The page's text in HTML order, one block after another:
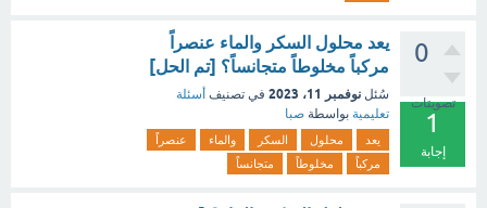
0
تصويتات
1
إجابة
يعد محلول السكر والماء عنصراً
مركباً مخلوطاً متجانساً؟ [تم الحل]
سُئل نوفمبر 11، 2023 في تصنيف أسئلة
تعليمية بواسطة صبا
يعد محلول السكر والماء
عنصراً
مركباً
مخلوطاً متجانساً